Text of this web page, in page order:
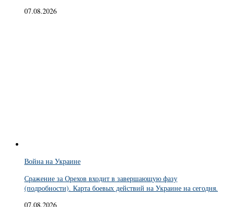
07.08.2026
Война на Украине
Сражение за Орехов входит в завершающую фазу
(подробности). Карта боевых действий на Украине на сегодня.
07.08.2026